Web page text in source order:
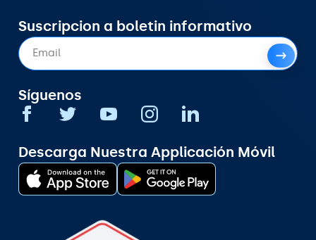
Suscripcion a boletin informativo
Síguenos
Descarga Nuestra Applicación Móvil